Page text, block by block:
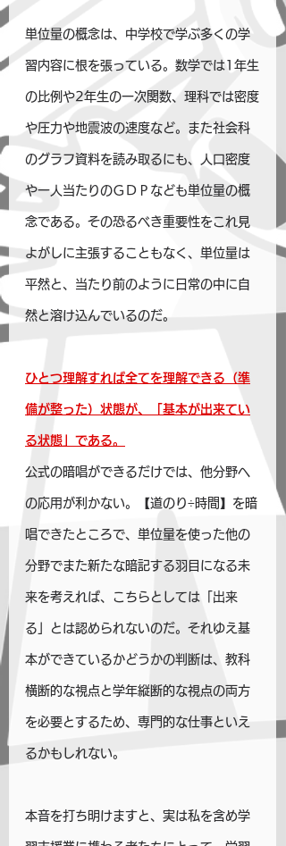
単位量の概念は、中学校で学ぶ多くの学
習内容に根を張っている。数学では1年生
の比例や2年生の一次関数、理科では密度
や圧力や地震波の速度など。また社会科
のグラフ資料を読み取るにも、人口密度
や一人当たりのＧＤＰなども単位量の概
念である。その恐るべき重要性をこれ見
よがしに主張することもなく、単位量は
平然と、当たり前のように日常の中に自
然と溶け込んでいるのだ。
ひとつ理解すれば全てを理解できる（準
備が整った）状態が、「基本が出来てい
る状態」である。
公式の暗唱ができるだけでは、他分野へ
の応用が利かない。【道のり÷時間】を暗
唱できたところで、単位量を使った他の
分野でまた新たな暗記する羽目になる未
来を考えれば、こちらとしては「出来
る」とは認められないのだ。それゆえ基
本ができているかどうかの判断は、教科
横断的な視点と学年縦断的な視点の両方
を必要とするため、専門的な仕事といえ
るかもしれない。
本音を打ち明けますと、実は私を含め学